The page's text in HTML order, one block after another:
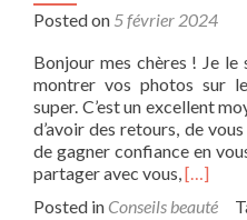
Posted on 5 février 2024
Bonjour mes chères ! Je le
montrer vos photos sur
super. C’est un excellent
d’avoir des retours, de
de gagner confiance en
partager avec vous,Read
[…]
Posted in Conseils beauté